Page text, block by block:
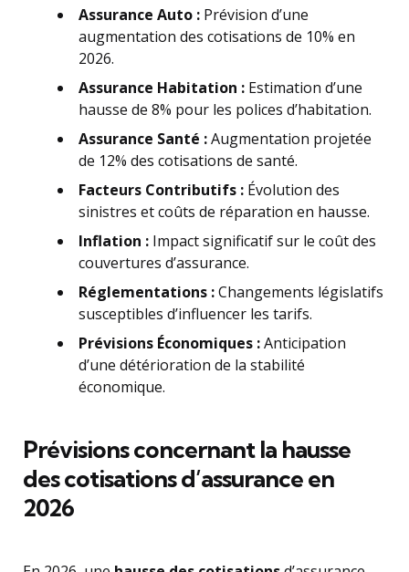
Assurance Auto : Prévision d’une
augmentation des cotisations de 10% en
2026.
Assurance Habitation : Estimation d’une
hausse de 8% pour les polices d’habitation.
Assurance Santé :Augmentation projetée
de 12% des cotisations de santé.
Facteurs Contributifs : Évolution des
sinistres et coûts de réparation en hausse.
Inflation : Impact significatif sur le coût des
couvertures d’assurance.
Réglementations :Changements législatifs
susceptibles d’influencer les tarifs.
Prévisions Économiques :Anticipation
d’une détérioration de la stabilité
économique.
Prévisions concernant la hausse
des cotisations d’assurance en
2026